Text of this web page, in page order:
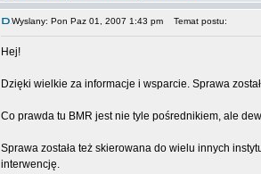
Wyslany: Pon Paz 01, 2007 1:43 pm Temat postu:
Hej!
Dzięki wielkie za informacje i wsparcie. Sprawa
Co prawda tu BMR jest nie tyle pośrednikiem, ale
Sprawa została też skierowana do wielu innych
interwencję.